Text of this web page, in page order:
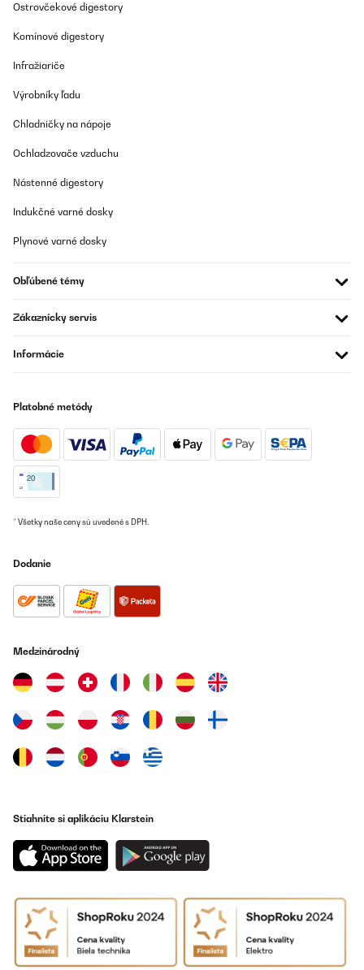
Super viel Platz mit kompakten Maßen! Zur Haltbarkeit kann ich
Preložiť
Its super
25/06/2025
kleine Gefrierfach ist super! Sehr zu empfehlen!
24/01/2025
Great value for money works well
Usuario/a de amazon
La nevera está muy bonita, calidad-precio bastante bien.Doy 4
estrellas no por la calidad del producto, es por la descripción del
chico que lo trajo muy amable.Realmente recomiendo la compra.
Usuario/a de amazon
Preložiť
OVERENÁ KONTROLA
26/11/2024
War tatsächlich der einzige Kühlschrank mit genau den Maßen,
die ich brauchte. Und dann auchnoch in schwarz.
Ostrovčekové digestory
Komínové digestory
Infražiariče
Výrobníky ľadu
Chladničky na nápoje
Ochladzovače vzduchu
Nástenné digestory
Indukčné varné dosky
Plynové varné dosky
Obľúbené témy
Zákaznícky servis
Informácie
Platobné metódy
* Všetky naše ceny sú uvedené s DPH.
Dodanie
Medzinárodný
Stiahnite si aplikáciu Klarstein